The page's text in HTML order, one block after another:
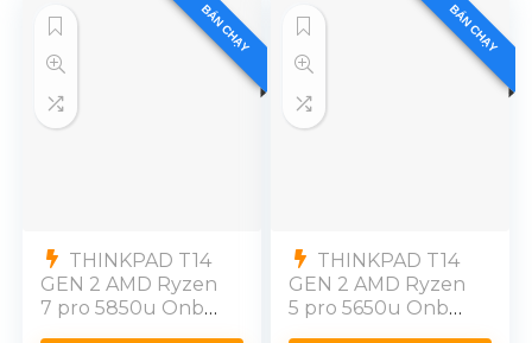
BÁN CHẠY
THINKPAD T14
GEN 2 AMD Ryzen
7 pro 5850u Onbo
BÁN CHẠY
THINKPAD T14
GEN 2 AMD Ryzen
5 pro 5650u Onbo